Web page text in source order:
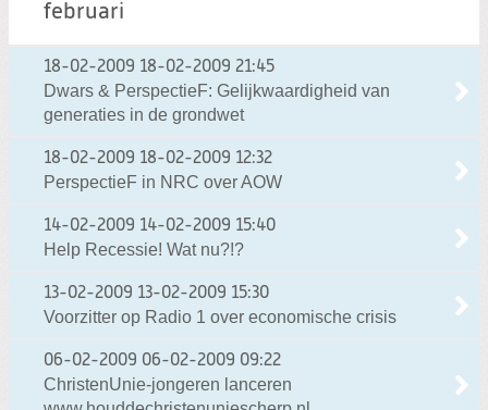
februari
18-02-2009 18-02-2009 21:45
Dwars & PerspectieF: Gelijkwaardigheid van
generaties in de grondwet
18-02-2009 18-02-2009 12:32
PerspectieF in NRC over AOW
14-02-2009 14-02-2009 15:40
Help Recessie! Wat nu?!?
13-02-2009 13-02-2009 15:30
Voorzitter op Radio 1 over economische crisis
06-02-2009 06-02-2009 09:22
ChristenUnie-jongeren lanceren